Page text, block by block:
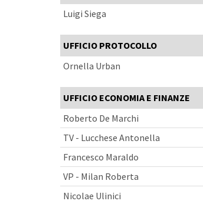
Luigi Siega
UFFICIO PROTOCOLLO
Ornella Urban
UFFICIO ECONOMIA E FINANZE
Roberto De Marchi
TV - Lucchese Antonella
Francesco Maraldo
VP - Milan Roberta
Nicolae Ulinici